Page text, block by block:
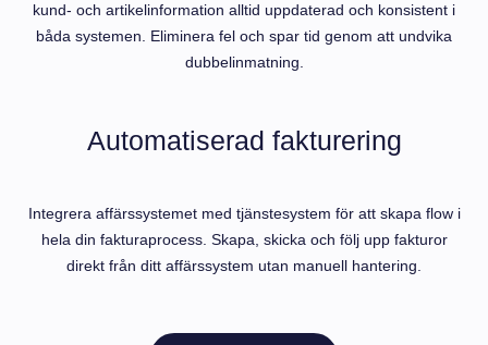
kund- och artikelinformation alltid uppdaterad och konsistent i
båda systemen. Eliminera fel och spar tid genom att undvika
dubbelinmatning.
Automatiserad fakturering
Integrera affärssystemet med tjänstesystem för att skapa flow i
hela din fakturaprocess. Skapa, skicka och följ upp fakturor
direkt från ditt affärssystem utan manuell hantering.